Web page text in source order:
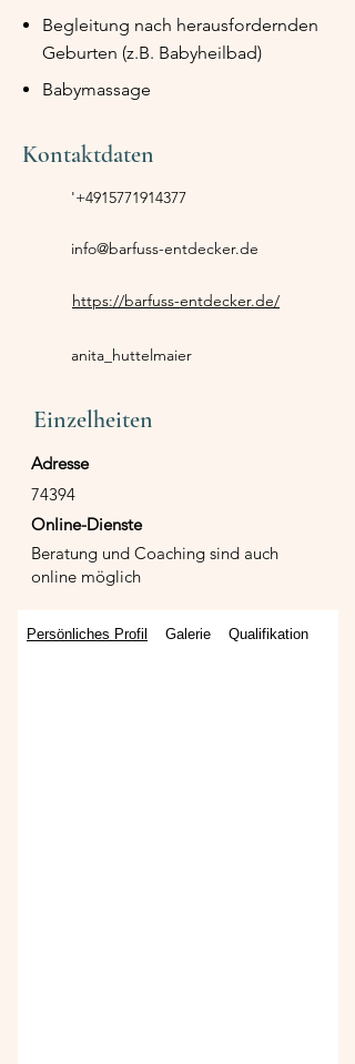
Begleitung nach herausfordernden
Geburten (z.B. Babyheilbad)
Babymassage
Kontaktdaten
'+4915771914377
info@barfuss-entdecker.de
https://barfuss-entdecker.de/
anita_huttelmaier
Einzelheiten
Adresse
74394
Online-Dienste
Beratung und Coaching sind auch
online möglich
Persönliches Profil Galerie Qualifikation